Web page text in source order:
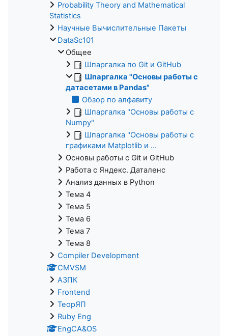
Probability Theory and Mathematical
Statistics
Научные Вычислительные Пакеты
DataSc101
Общее
Шпаргалка по Git и GitHub
Шпаргалка "Основы работы с
датасетами в Pandas"
Обзор по алфавиту
Шпаргалка "Основы работы с
Numpy"
Шпаргалка "Основы работы с
графиками Matplotlib и ...
Основы работы с Git и GitHub
Работа с Яндекс. Даталенс
Анализ данных в Python
Тема 4
Тема 5
Тема 6
Тема 7
Тема 8
Compiler Development
CMVSM
АЗПК
Frontend
ТеорЯП
Ruby Eng
EngCA&OS